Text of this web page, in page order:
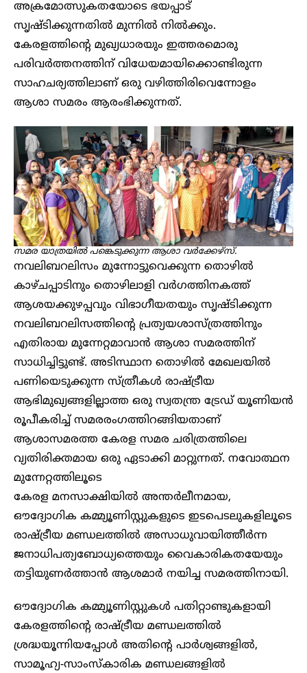
അക്രമോത്സുകതയോടെ ഭയപ്പാട്
സൃഷ്ടിക്കുന്നതിൽ മുന്നിൽ നിൽക്കും.
കേരളത്തിൻ്റെ മുഖ്യധാരയും ഇത്തരമൊരു
പരിവർത്തനത്തിന് വിധേയമായിക്കൊണ്ടിരുന്ന
സാഹചര്യത്തിലാണ് ഒരു വഴിത്തിരിവെന്നോളം
ആശാ സമരം ആരംഭിക്കുന്നത്.
സമര യാത്രയിൽ പങ്കെടുക്കുന്ന ആശാ വർക്കേഴ്സ്.
നവലിബറലിസം മുന്നോട്ടുവെക്കുന്ന തൊഴിൽ
കാഴ്ചപ്പാടിനും തൊഴിലാളി വർഗത്തിനകത്ത്
ആശയക്കുഴപ്പവും വിഭാഗീയതയും സൃഷ്ടിക്കുന്ന
നവലിബറലിസത്തിൻ്റെ പ്രത്യയശാസ്ത്രത്തിനും
എതിരായ മുന്നേറ്റമാവാൻ ആശാ സമരത്തിന്
സാധിച്ചിട്ടുണ്ട്. അടിസ്ഥാന തൊഴിൽ മേഖലയിൽ
പണിയെടുക്കുന്ന സ്ത്രീകൾ രാഷ്ട്രീയ
ആഭിമുഖ്യങ്ങളില്ലാത്ത ഒരു സ്വതന്ത്ര ട്രേഡ് യൂണിയൻ
രൂപീകരിച്ച് സമരരംഗത്തിറങ്ങിയതാണ്
ആശാസമരത്ത കേരള സമര ചരിത്രത്തിലെ
വ്യതിരിക്തമായ ഒരു ഏടാക്കി മാറ്റുന്നത്. നവോത്ഥന
മുന്നേറ്റത്തിലൂടെ
കേരള മനസാക്ഷിയിൽ അന്തർലീനമായ,
ഔദ്യോഗിക കമ്മ്യൂണിസ്റ്റുകളുടെ ഇടപെടലുകളിലൂടെ
രാഷ്ട്രീയ മണ്ഡലത്തിൽ അസാധുവായിത്തീർന്ന
ജനാധിപത്യബോധ്യത്തെയും വൈകാരികതയേയും
തട്ടിയുണർത്താൻ ആശമാർ നയിച്ച സമരത്തിനായി.
ഔദ്യോഗിക കമ്മ്യൂണിസ്റ്റുകൾ പതിറ്റാണ്ടുകളായി
കേരളത്തിൻ്റെ രാഷ്ട്രീയ മണ്ഡലത്തിൽ
ശ്രദ്ധയൂന്നിയപ്പോൾ അതിൻ്റെ പാർശ്വങ്ങളിൽ,
സാമൂഹ്യ-സാംസ്കാരിക മണ്ഡലങ്ങളിൽ